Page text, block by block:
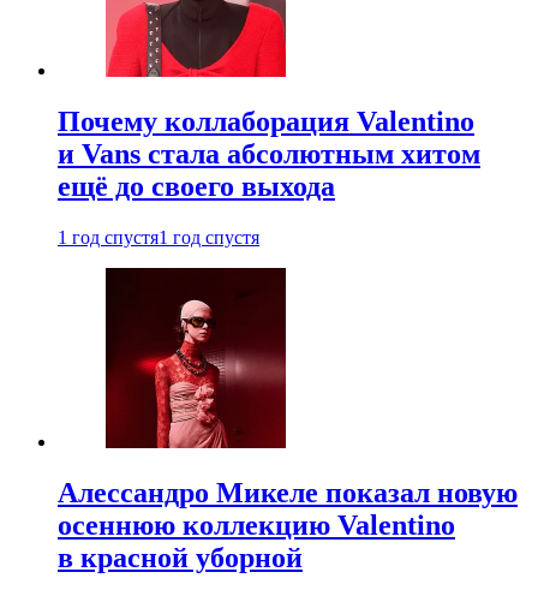
Почему коллаборация Valentino
и Vans стала абсолютным хитом
ещё до своего выхода
1 год спустя1 год спустя
Алессандро Микеле показал новую
осеннюю коллекцию Valentino
в красной уборной